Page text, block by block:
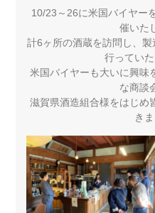
10/23～26に米国バイヤー
催いた
計6ヶ所の酒蔵を訪問し、
行っていた
米国バイヤーも大いに興味
な商談
滋賀県酒造組合様をはじめ
きま